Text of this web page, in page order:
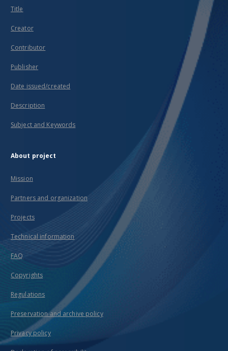
Title
Creator
Contributor
Publisher
Date issued/created
Description
Subject and Keywords
About project
Mission
Partners and organization
Projects
Technical information
FAQ
Copyrights
Regulations
Preservation and archive policy
Privacy policy